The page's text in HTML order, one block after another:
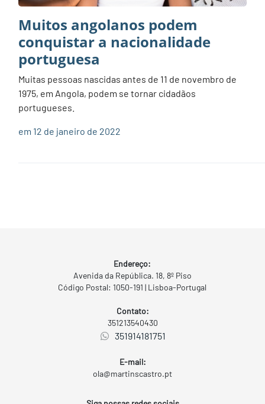
Muitos angolanos podem
conquistar a nacionalidade
portuguesa
Muitas pessoas nascidas antes de 11 de novembro de
1975, em Angola, podem se tornar cidadãos
portugueses.
em 12 de janeiro de 2022
Endereço:
Avenida da República. 18, 8º Piso
Código Postal: 1050-191 | Lisboa-Portugal
Contato:
351213540430
351914181751
E-mail:
ola@martinscastro.pt